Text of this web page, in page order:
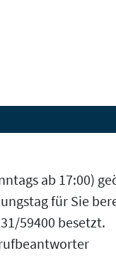
ab 17:00)
für Sie
59400 besetzt.